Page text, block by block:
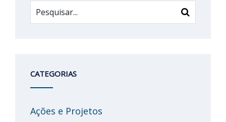
CATEGORIAS
Ações e Projetos